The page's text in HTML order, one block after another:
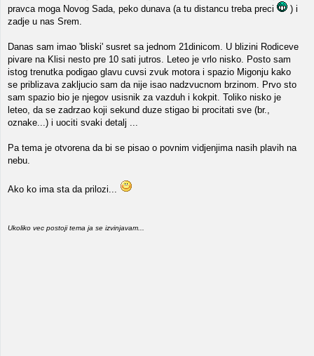
pravca moga Novog Sada, peko dunava (a tu distancu treba preci
) i
zadje u nas Srem.
Danas sam imao 'bliski' susret sa jednom 21dinicom. U blizini Rodiceve
pivare na Klisi nesto pre 10 sati jutros. Leteo je vrlo nisko. Posto sam
istog trenutka podigao glavu cuvsi zvuk motora i spazio Migonju kako
se priblizava zakljucio sam da nije isao nadzvucnom brzinom. Prvo sto
sam spazio bio je njegov usisnik za vazduh i kokpit. Toliko nisko je
leteo, da se zadrzao koji sekund duze stigao bi procitati sve (br.,
oznake...) i uociti svaki detalj ...
Pa tema je otvorena da bi se pisao o povnim vidjenjima nasih plavih na
nebu.
Ako ko ima sta da prilozi...
Ukoliko vec postoji tema ja se izvinjavam...